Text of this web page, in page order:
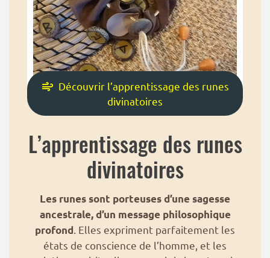
Découvrir l’apprentissage des runes
divinatoires
L’apprentissage des runes
divinatoires
Les runes sont porteuses d’une sagesse
ancestrale, d’un message philosophique
profond. Elles expriment parfaitement les
états de conscience de l’homme, et les